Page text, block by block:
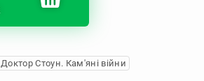
Стоун. Кам'яні війни